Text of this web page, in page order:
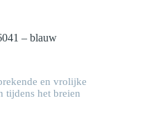
– blauw
en vrolijke
tijdens het breien